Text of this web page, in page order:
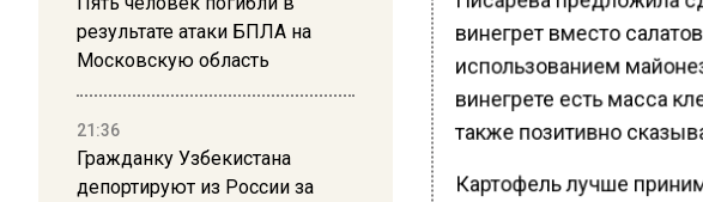
результате атаки БПЛА на
Московскую область
21:36
Гражданку Узбекистана
депортируют из России за
винегрет вместо
использованием
винегрете есть масса
также позитивно
Картофель лучше